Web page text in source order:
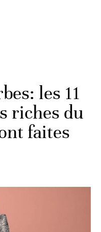
les 11
riches du
faites